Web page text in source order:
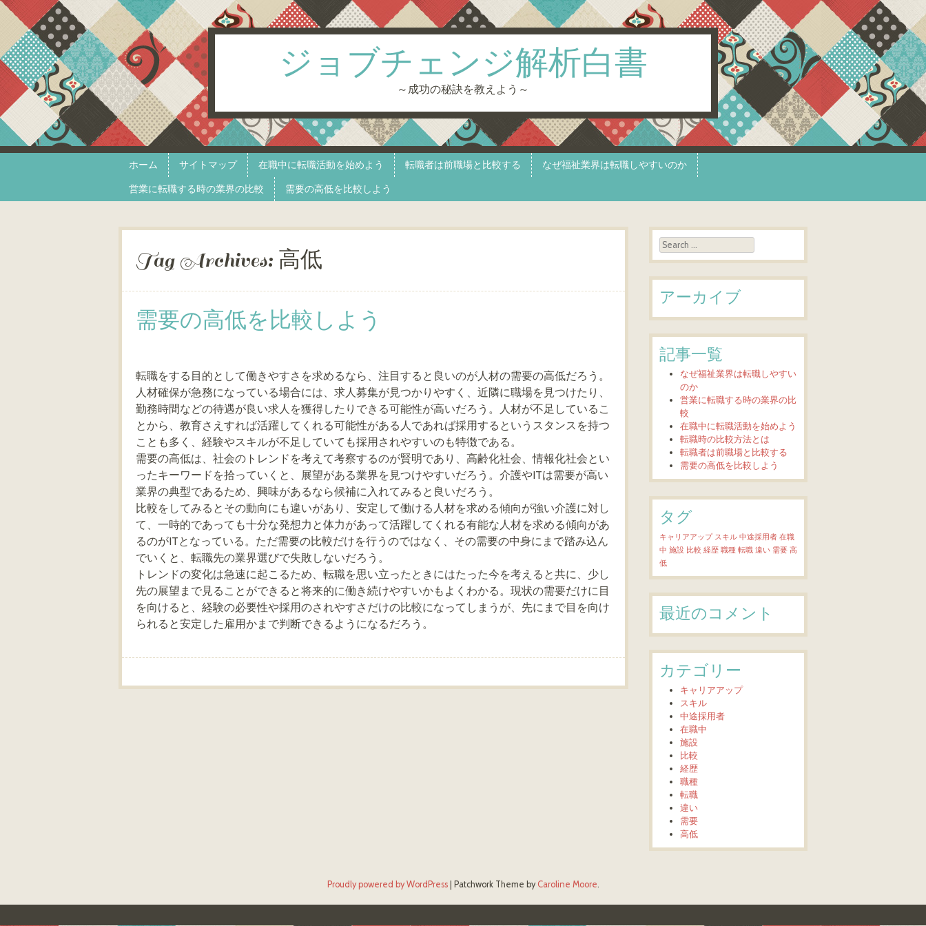
ジョブチェンジ解析白書
～成功の秘訣を教えよう～
ホーム サイトマップ 在職中に転職活動を始めよう 転職者は前職場と比較する
なぜ福祉業界は転職しやすいのか
営業に転職する時の業界の比較
需要の高低を比較しよう
Tag Archives: 高低
需要の高低を比較しよう
転職をする目的として働きやすさを求めるなら、注目すると良いのが人材の需要の高低だろう。
人材確保が急務になっている場合には、求人募集が見つかりやすく、近隣に職場を見つけたり、
勤務時間などの待遇が良い求人を獲得したりできる可能性が高いだろう。人材が不足しているこ
とから、教育さえすれば活躍してくれる可能性がある人であれば採用するというスタンスを持つ
ことも多く、経験やスキルが不足していても採用されやすいのも特徴である。
需要の高低は、社会のトレンドを考えて考察するのが賢明であり、高齢化社会、情報化社会とい
ったキーワードを拾っていくと、展望がある業界を見つけやすいだろう。介護やITは需要が高い
業界の典型であるため、興味があるなら候補に入れてみると良いだろう。
比較をしてみるとその動向にも違いがあり、安定して働ける人材を求める傾向が強い介護に対し
て、一時的であっても十分な発想力と体力があって活躍してくれる有能な人材を求める傾向があ
るのがITとなっている。ただ需要の比較だけを行うのではなく、その需要の中身にまで踏み込ん
でいくと、転職先の業界選びで失敗しないだろう。
トレンドの変化は急速に起こるため、転職を思い立ったときにはたった今を考えると共に、少し
先の展望まで見ることができると将来的に働き続けやすいかもよくわかる。現状の需要だけに目
を向けると、経験の必要性や採用のされやすさだけの比較になってしまうが、先にまで目を向け
られると安定した雇用かまで判断できるようになるだろう。
Post navigation
Search
アーカイブ
記事一覧
なぜ福祉業界は転職しやすい
のか
営業に転職する時の業界の比
較
在職中に転職活動を始めよう
転職時の比較方法とは
転職者は前職場と比較する
需要の高低を比較しよう
タグ
キャリアアップ スキル 中途採用者 在職
中 施設 比較 経歴 職種 転職 違い 需要 高
低
最近のコメント
カテゴリー
キャリアアップ
スキル
中途採用者
在職中
施設
比較
経歴
職種
転職
違い
需要
高低
Proudly powered by WordPress Patchwork Theme by Caroline Moore.